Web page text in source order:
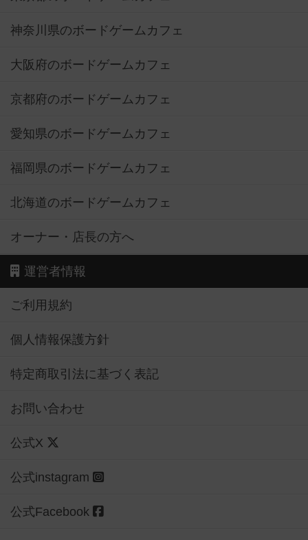
神奈川県のボードゲームカフェ
大阪府のボードゲームカフェ
京都府のボードゲームカフェ
愛知県のボードゲームカフェ
福岡県のボードゲームカフェ
北海道のボードゲームカフェ
オーナー・店長の方へ
運営者情報
ご利用規約
個人情報保護方針
特定商取引法に基づく表記
お問い合わせ
公式X
公式instagram
公式Facebook